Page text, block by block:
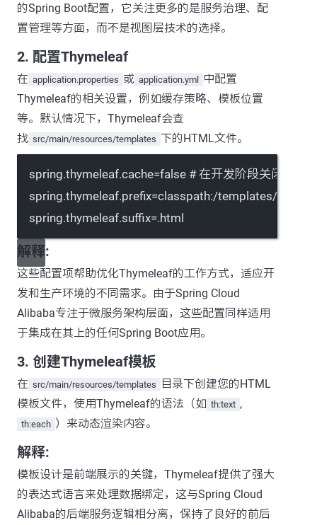
的Spring Boot配置，它关注更多的是服务治理、配
置管理等方面，而不是视图层技术的选择。
2. 配置Thymeleaf
在 application.properties 或 application.yml 中配置
Thymeleaf的相关设置，例如缓存策略、模板位置
等。默认情况下，Thymeleaf会查
找 src/main/resources/templates 下的HTML文件。
spring.thymeleaf.cache=false # 在开发阶段关闭缓存
spring.thymeleaf.prefix=classpath:/templates/
spring.thymeleaf.suffix=.html
解释:
这些配置项帮助优化Thymeleaf的工作方式，适应开
发和生产环境的不同需求。由于Spring Cloud
Alibaba专注于微服务架构层面，这些配置同样适用
于集成在其上的任何Spring Boot应用。
3. 创建Thymeleaf模板
在 src/main/resources/templates
目录下创建您的HTML
模板文件，使用Thymeleaf的语法（如 th:text ,
th:each ）来动态渲染内容。
解释:
模板设计是前端展示的关键，Thymeleaf提供了强大
的表达式语言来处理数据绑定，这与Spring Cloud
Alibaba的后端服务逻辑相分离，保持了良好的前后